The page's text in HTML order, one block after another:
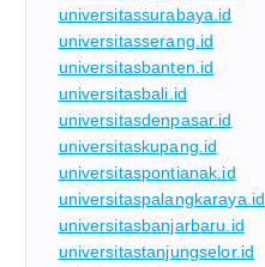
universitassurabaya.id
universitasserang.id
universitasbanten.id
universitasbali.id
universitasdenpasar.id
universitaskupang.id
universitaspontianak.id
universitaspalangkaraya.id
universitasbanjarbaru.id
universitastanjungselor.id